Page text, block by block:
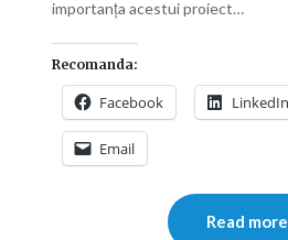
importanța acestui proiect…
Recomanda:
Facebook LinkedIn
Email
Read more